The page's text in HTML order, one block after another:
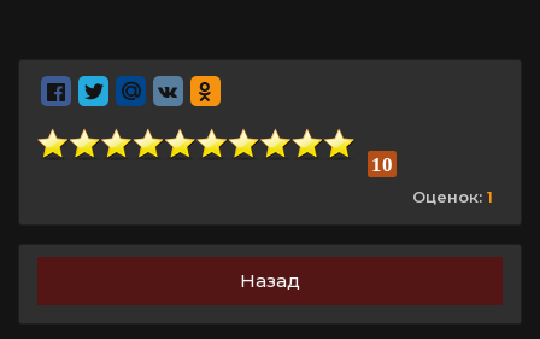
10
Оценок: 1
Назад